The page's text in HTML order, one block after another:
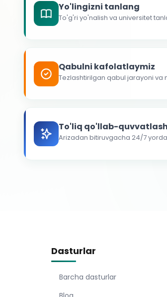
Yo'lingizni tanlang
To'g'ri yo'nalish va universitet
Qabulni kafolatlaymiz
Tezlashtirilgan qabul jarayoni va
To'liq qo'llab-quvvatlash
Arizadan bitiruvgacha 24/7
Dasturlar
Barcha dasturlar